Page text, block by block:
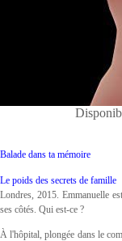
Balade dans ta mémoire
Le poids des secrets de famille
Londres, 2015. Emmanuelle
ses côtés. Qui est-ce ?
À l'hôpital, plongée dans le